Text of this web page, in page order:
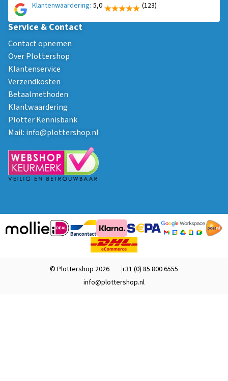
Klantenwaardering: 5,0 (123)
Service & Contact
Contact opnemen
Over Plottershop
Klantenservice
Verzendkosten
Betaalmethoden
Klantwaardering
Plotter Kennisbank
Mail: info@plottershop.nl
© Plottershop 2026
+31 (0) 85 800 6555
info@plottershop.nl